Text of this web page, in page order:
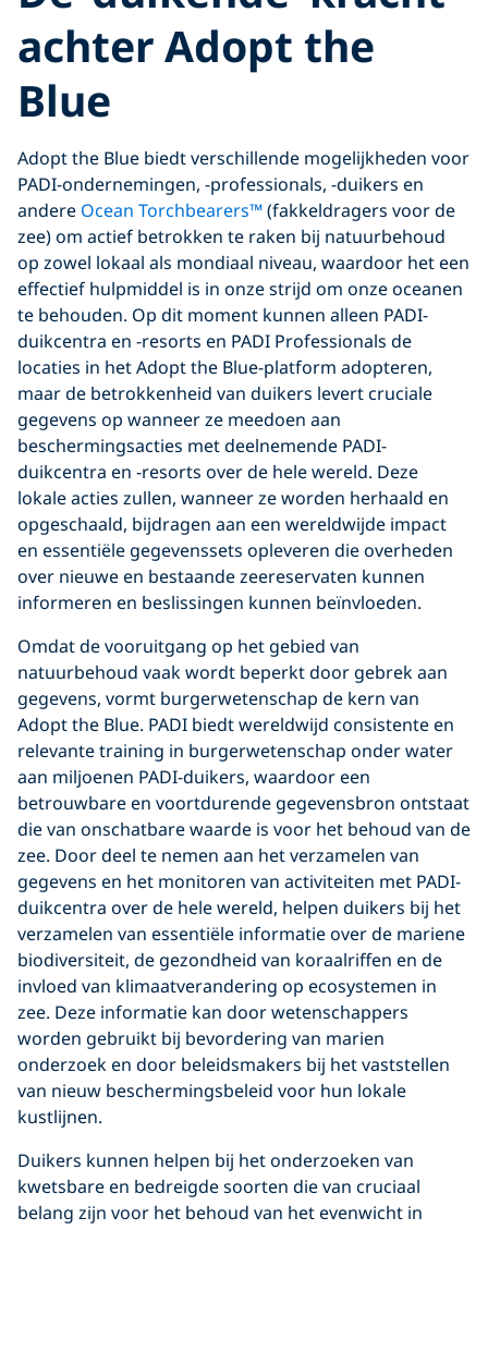
achter Adopt the
Blue
Adopt the Blue biedt verschillende mogelijkheden voor
PADI-ondernemingen, -professionals, -duikers en
andere Ocean Torchbearers™(fakkeldragers voor de
zee) om actief betrokken te raken bij natuurbehoud
op zowel lokaal als mondiaal niveau, waardoor het een
effectief hulpmiddel is in onze strijd om onze oceanen
te behouden. Op dit moment kunnen alleen PADI-
duikcentra en -resorts en PADI Professionals de
locaties in het Adopt the Blue-platform adopteren,
maar de betrokkenheid van duikers levert cruciale
gegevens op wanneer ze meedoen aan
beschermingsacties met deelnemende PADI-
duikcentra en -resorts over de hele wereld. Deze
lokale acties zullen, wanneer ze worden herhaald en
opgeschaald, bijdragen aan een wereldwijde impact
en essentiële gegevenssets opleveren die overheden
over nieuwe en bestaande zeereservaten kunnen
informeren en beslissingen kunnen beïnvloeden.
Omdat de vooruitgang op het gebied van
natuurbehoud vaak wordt beperkt door gebrek aan
gegevens, vormt burgerwetenschap de kern van
Adopt the Blue. PADI biedt wereldwijd consistente en
relevante training in burgerwetenschap onder water
aan miljoenen PADI-duikers, waardoor een
betrouwbare en voortdurende gegevensbron ontstaat
die van onschatbare waarde is voor het behoud van de
zee. Door deel te nemen aan het verzamelen van
gegevens en het monitoren van activiteiten met PADI-
duikcentra over de hele wereld, helpen duikers bij het
verzamelen van essentiële informatie over de mariene
biodiversiteit, de gezondheid van koraalriffen en de
invloed van klimaatverandering op ecosystemen in
zee. Deze informatie kan door wetenschappers
worden gebruikt bij bevordering van marien
onderzoek en door beleidsmakers bij het vaststellen
van nieuw beschermingsbeleid voor hun lokale
kustlijnen.
Duikers kunnen helpen bij het onderzoeken van
kwetsbare en bedreigde soorten die van cruciaal
belang zijn voor het behoud van het evenwicht in